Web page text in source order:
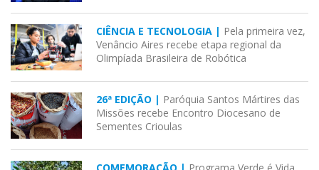
CIÊNCIA E TECNOLOGIA | Pela primeira vez,
Venâncio Aires recebe etapa regional da
Olimpíada Brasileira de Robótica
26ª EDIÇÃO | Paróquia Santos Mártires das
Missões recebe Encontro Diocesano de
Sementes Crioulas